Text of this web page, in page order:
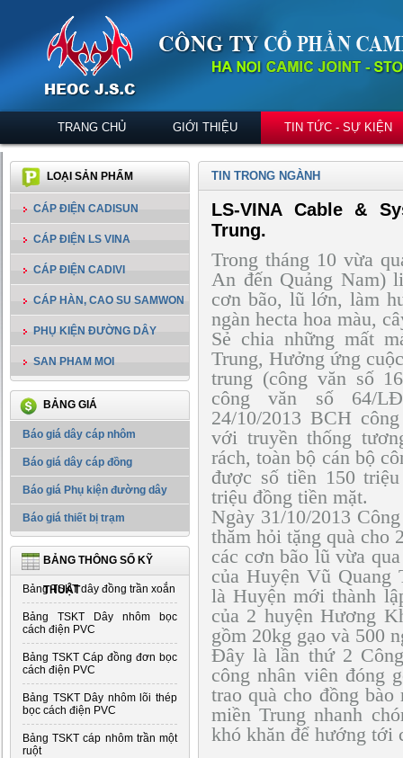
TRANG CHỦ GIỚI THIỆU TIN TỨC - SỰ KIỆN
LOẠI SẢN PHẨM
CÁP ĐIỆN CADISUN
CÁP ĐIỆN LS VINA
CÁP ĐIỆN CADIVI
CÁP HÀN, CAO SU SAMWON
PHỤ KIỆN ĐƯỜNG DÂY
SAN PHAM MOI
BẢNG GIÁ
Báo giá dây cáp nhôm
Báo giá dây cáp đồng
Báo giá Phụ kiện đường dây
Báo giá thiết bị trạm
BẢNG THÔNG SỐ KỸ
THUẬT
Bảng TSKT dây đồng trần xoắn
Bảng TSKT Dây nhôm bọc
cách điện PVC
Bảng TSKT Cáp đồng đơn bọc
cách điện PVC
Bảng TSKT Dây nhôm lõi thép
bọc cách điện PVC
Bảng TSKT cáp nhôm trần một
ruột
TIN TRONG NGÀNH
LS-VINA Cable &
Trung.
Trong tháng 10 vừa
An đến Quảng Nam)
cơn bão, lũ lớn, làm
ngàn hecta hoa màu,
Sẻ chia những mất
Trung, Hưởng ứng
trung (công văn số
công văn số 64/
24/10/2013 BCH
với truyền thống
rách, toàn bộ cán bộ
được số tiền 150
triệu đồng tiền mặt.
Ngày 31/10/2013
thăm hỏi tặng quà cho
các cơn bão lũ vừa
của Huyện Vũ
là Huyện mới thành
của 2 huyện Hương
gồm 20kg gạo và 500
Đây là lần thứ 2
công nhân viên đóng
trao quà cho đồng
miền Trung nhanh
khó khăn để hướng tới